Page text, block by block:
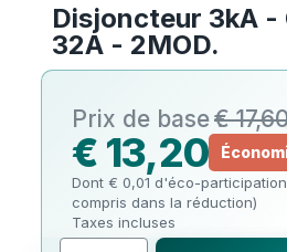
Disjoncteur 3kA -
32A - 2MOD.
€
€ 13,20
Dont € 0,01 d'éco-
compris dans la réduction)
Taxes incluses